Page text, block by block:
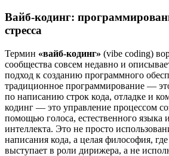
Вайб-кодинг:
стресса
Термин «вайб-кодинг» (vibe coding)
сообщества совсем недавно и
подход к созданию программного
традиционное программирование —
по написанию строк кода, отладке и
кодинг — это управление процессом
помощью голоса, естественного языка
интеллекта. Это не просто
написания кода, а целая философия,
выступает в роли дирижера, а не